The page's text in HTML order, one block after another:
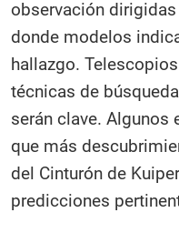
observación
donde modelos
hallazgo.
técnicas de
serán clave. Algunos
que más
del Cinturón de
predicciones